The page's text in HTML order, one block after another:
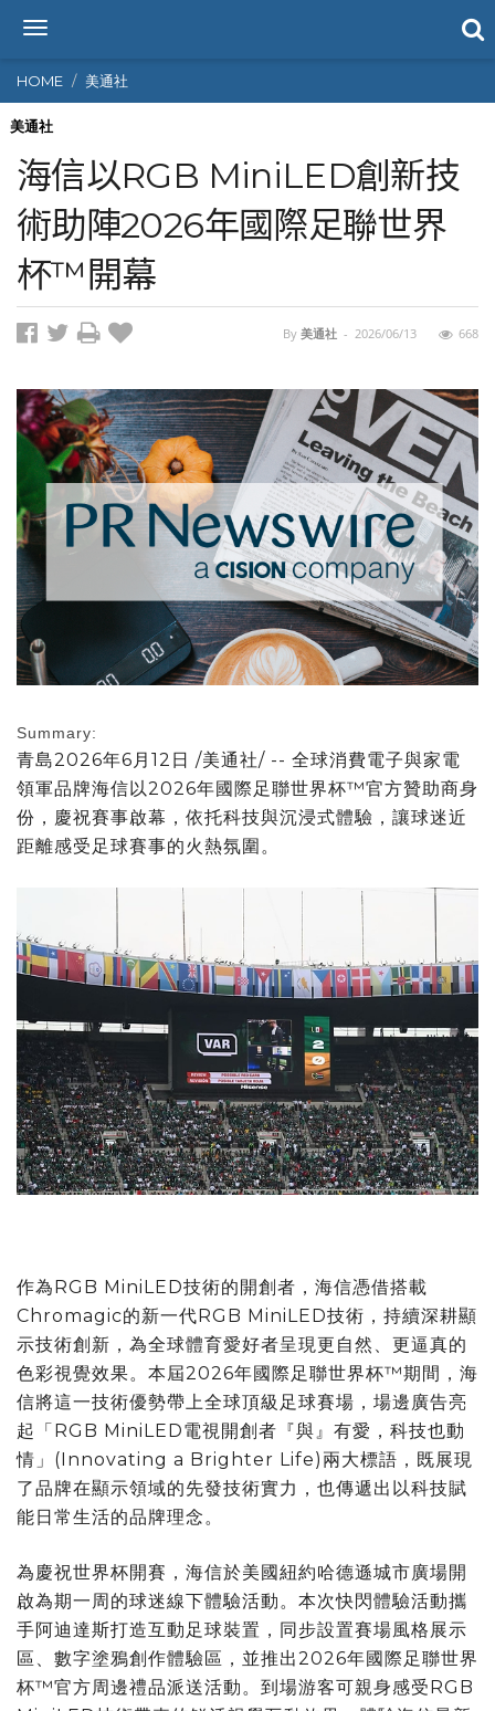
T
g
g
l
n
a
v
i
g
t
HOME 美通社
美通社
海信以RGB MiniLED創新技
術助陣2026年國際足聯世界
杯™開幕
By 美通社 - 2026/06/13 668
Summary:
青島2026年6月12日 /美通社/ -- 全球消費電子與家電
領軍品牌海信以2026年國際足聯世界杯™官方贊助商身
份，慶祝賽事啟幕，依托科技與沉浸式體驗，讓球迷近
距離感受足球賽事的火熱氛圍。
作為RGB MiniLED技術的開創者，海信憑借搭載
Chromagic的新一代RGB MiniLED技術，持續深耕顯
示技術創新，為全球體育愛好者呈現更自然、更逼真的
色彩視覺效果。本屆2026年國際足聯世界杯™期間，海
信將這一技術優勢帶上全球頂級足球賽場，場邊廣告亮
起「RGB MiniLED電視開創者『與』有愛，科技也動
情」(Innovating a Brighter Life)兩大標語，既展現
了品牌在顯示領域的先發技術實力，也傳遞出以科技賦
能日常生活的品牌理念。
為慶祝世界杯開賽，海信於美國紐約哈德遜城市廣場開
啟為期一周的球迷線下體驗活動。本次快閃體驗活動攜
手阿迪達斯打造互動足球裝置，同步設置賽場風格展示
區、數字塗鴉創作體驗區，並推出2026年國際足聯世界
杯™官方周邊禮品派送活動。到場游客可親身感受RGB